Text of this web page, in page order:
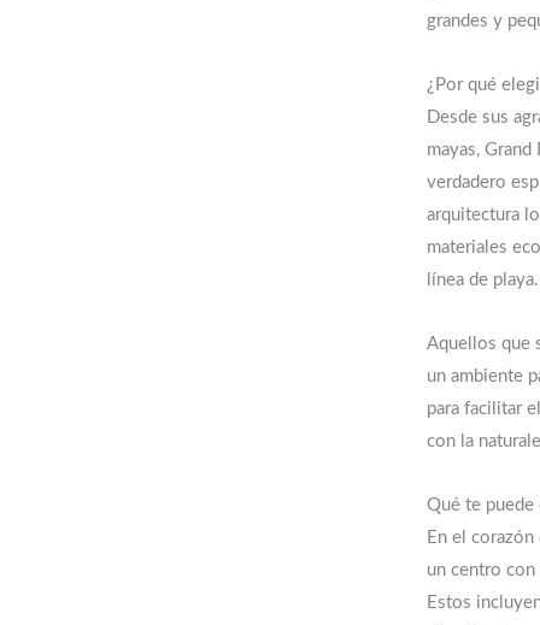
grandes y
¿Por qué
Desde sus
mayas,
verdadero
arquitectura
materiales
línea de playa.
Aquellos que
un ambiente
para facilitar
con la
Qué te puede
En el
un centro con
Estos